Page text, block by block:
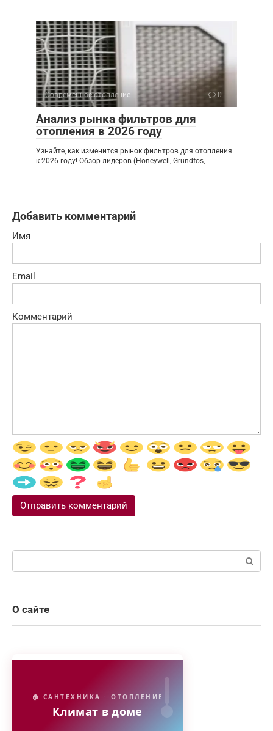
Современное отопление 0
Анализ рынка фильтров для
отопления в 2026 году
Узнайте, как изменится рынок фильтров для отопления
к 2026 году! Обзор лидеров (Honeywell, Grundfos,
Добавить комментарий
Имя
Email
Комментарий
О сайте
🏠 САНТЕХНИКА · ОТОПЛЕНИЕ
Климат в доме